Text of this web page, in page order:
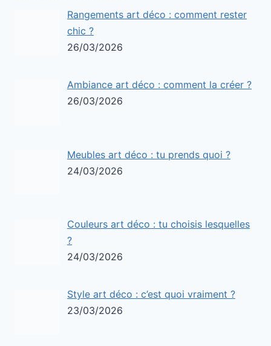
Rangements art déco : comment rester
chic ?
26/03/2026
Ambiance art déco : comment la créer ?
26/03/2026
Meubles art déco : tu prends quoi ?
24/03/2026
Couleurs art déco : tu choisis lesquelles
?
24/03/2026
Style art déco : c’est quoi vraiment ?
23/03/2026